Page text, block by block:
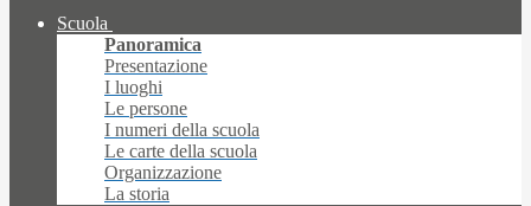
Scuola
Panoramica
Presentazione
I luoghi
Le persone
I numeri della scuola
Le carte della scuola
Organizzazione
La storia